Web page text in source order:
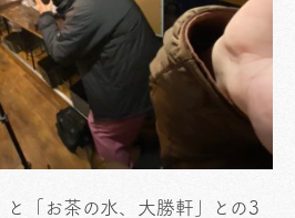
と「お茶の水、大勝軒」との3